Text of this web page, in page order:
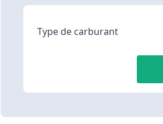
Type de carburant